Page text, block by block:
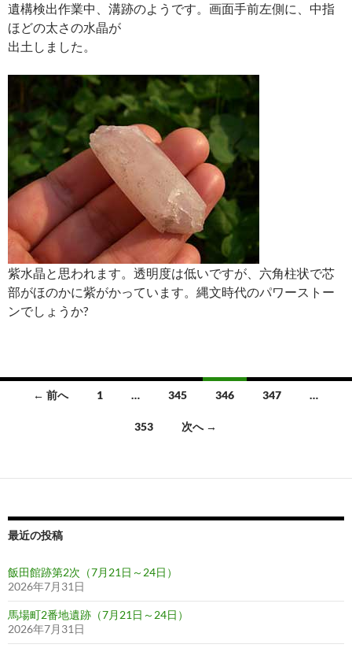
遺構検出作業中、溝跡のようです。画面手前左側に、中指
ほどの太さの水晶が
出土しました。
紫水晶と思われます。透明度は低いですが、六角柱状で芯
部がほのかに紫がかっています。縄文時代のパワーストー
ンでしょうか?
ビ
ー
ョ
ン
← 前へ 1 … 345 346 347 …
353 次へ →
最近の投稿
飯田館跡第2次（7月21日～24日）
2026年7月31日
馬場町2番地遺跡（7月21日～24日）
2026年7月31日